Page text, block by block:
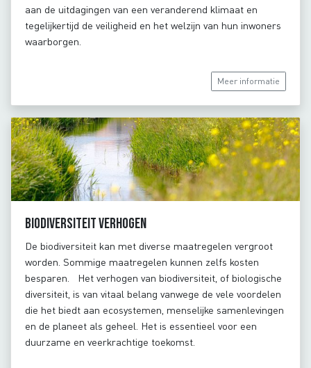
aan de uitdagingen van een veranderend klimaat en
tegelijkertijd de veiligheid en het welzijn van hun inwoners
waarborgen.
Meer informatie
Biodiversiteit verhogen
De biodiversiteit kan met diverse maatregelen vergroot
worden. Sommige maatregelen kunnen zelfs kosten
besparen. Het verhogen van biodiversiteit, of biologische
diversiteit, is van vitaal belang vanwege de vele voordelen
die het biedt aan ecosystemen, menselijke samenlevingen
en de planeet als geheel. Het is essentieel voor een
duurzame en veerkrachtige toekomst.